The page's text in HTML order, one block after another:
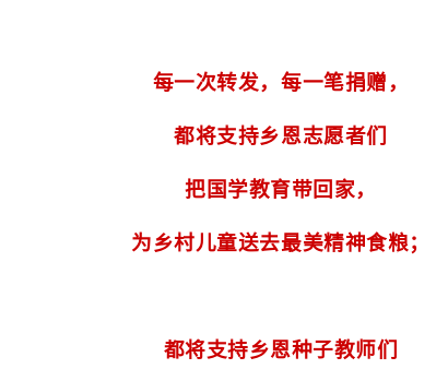
每一次转发，每一笔捐赠，
都将支持乡恩志愿者们
把国学教育带回家，
为乡村儿童送去最美精神食粮；
都将支持乡恩种子教师们